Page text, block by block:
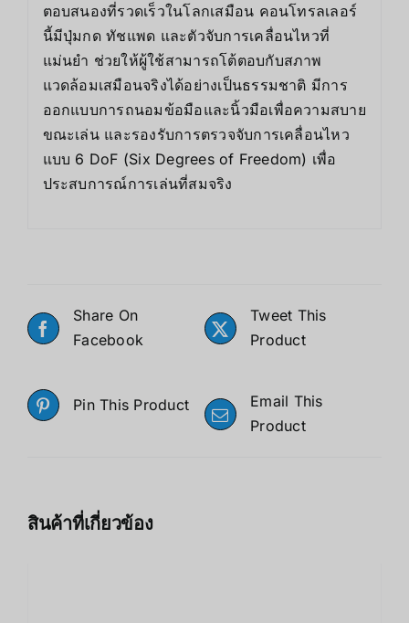
ตอบสนองที่รวดเร็วในโลกเสมือน คอนโทรลเลอร์
นี้มีปุ่มกด ทัชแพด และตัวจับการเคลื่อนไหวที่
แม่นยำ ช่วยให้ผู้ใช้สามารถโต้ตอบกับสภาพ
แวดล้อมเสมือนจริงได้อย่างเป็นธรรมชาติ มีการ
ออกแบบการถนอมข้อมือและนิ้วมือเพื่อความสบาย
ขณะเล่น และรองรับการตรวจจับการเคลื่อนไหว
แบบ 6 DoF (Six Degrees of Freedom) เพื่อ
ประสบการณ์การเล่นที่สมจริง
Share On
Facebook
Tweet This
Product
Pin This Product
Email This
Product
สินค้าที่เกี่ยวข้อง